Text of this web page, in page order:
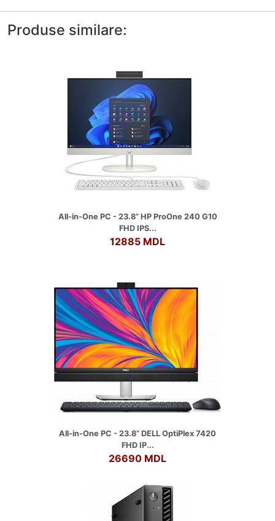
Produse similare:
All-in-One PC - 23.8” HP ProOne 240 G10
FHD IPS...
12885 MDL
All-in-One PC - 23.8” DELL OptiPlex 7420
FHD IP...
26690 MDL